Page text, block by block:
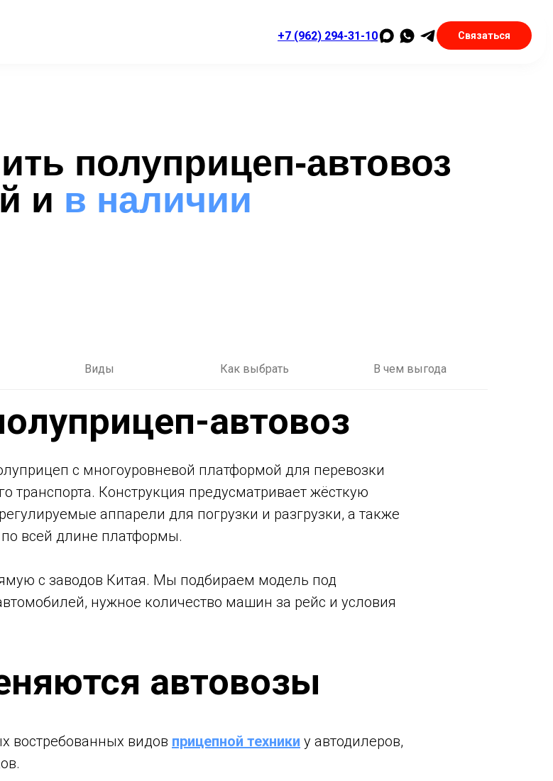
+7 (962) 294-31-10 Связаться
полуприцеп-автовоз
и в наличии
Виды Как выбрать В чем выгода
автовоз
с многоуровневой платформой для перевозки
транспорта. Конструкция предусматривает жёсткую
аппарели для погрузки и разгрузки, а также
всей длине платформы.
с заводов Китая. Мы подбираем модель под
нужное количество машин за рейс и условия
автовозы
востребованных видов прицепной техники у автодилеров,